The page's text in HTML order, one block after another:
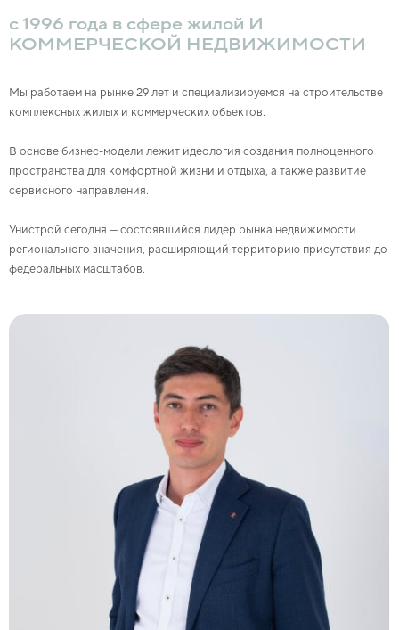
с 1996 года в сфере жилой И
КОММЕРЧЕСКОЙ НЕДВИЖИМОСТИ
Мы работаем на рынке 29 лет и специализируемся на строительстве
комплексных жилых и коммерческих объектов.
В основе бизнес-модели лежит идеология создания полноценного
пространства для комфортной жизни и отдыха, а также развитие
сервисного направления.
Унистрой сегодня — состоявшийся лидер рынка недвижимости
регионального значения, расширяющий территорию присутствия до
федеральных масштабов.